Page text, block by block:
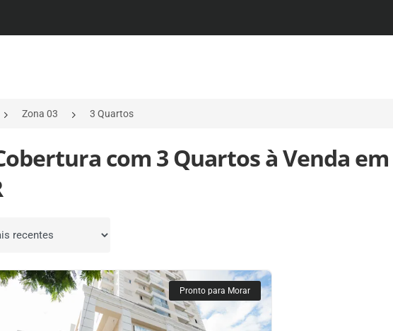
Zona 03 3 Quartos
com 3 Quartos à Venda
por
Pronto para Morar